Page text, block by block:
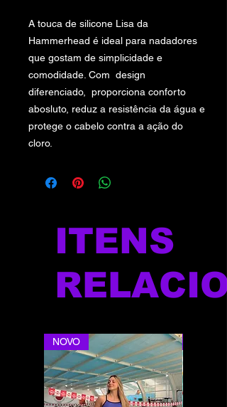
A touca de silicone Lisa da
Hammerhead é ideal para nadadores
que gostam de simplicidade e
comodidade. Com design
diferenciado, proporciona conforto
abosluto, reduz a resistência da água e
protege o cabelo contra a ação do
cloro.
ITENS
NOVO